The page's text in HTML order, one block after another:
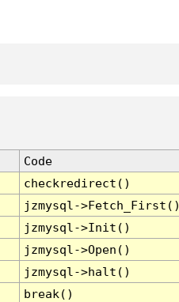
Code
checkredirect()
jzmysql-
jzmysql->Init()
jzmysql->Open()
jzmysql->halt()
break()